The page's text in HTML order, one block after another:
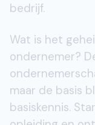
bedrijf.
Wat is het
ondernemer?
maar de basis
basiskennis.